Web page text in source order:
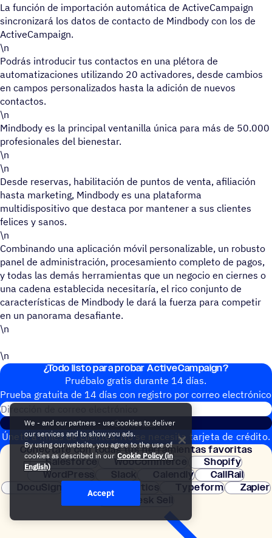
La función de importación automática de ActiveCampaign
sincronizará los datos de contacto de Mindbody con los de
ActiveCampaign.
\n
Podrás introducir tus contactos en una plétora de
automatizaciones utilizando 20 activadores, desde cambios
en campos personalizados hasta la adición de nuevos
contactos.
\n
Mindbody es la principal ventanilla única para más de 50.000
profesionales del bienestar.
\n
\n
Desde reservas, habilitación de puntos de venta, afiliación
hasta marketing, Mindbody es una plataforma
multidispositivo que destaca por mantener a sus clientes
felices y sanos.
\n
Combinando una aplicación móvil personalizable, un robusto
panel de administración, procesamiento completo de pagos,
y todas las demás herramientas que un negocio en ciernes o
una cadena establecida necesitaría, el rico conjunto de
características de Mindbody le dará la fuerza para competir
en un panorama desafiante.
\n
\n
¿Todo listo para probar ActiveCampaign?
Pruébalo gratis durante 14 días.
Prueba gratuita de 14 días con regis­tro por correo electrónico
Dirección de correo electrónico
Comenzar
Únete a miles de clientes. No se necesita tarjeta de crédito.
Configuración instantánea.
Conéc­tate con todas tus herramientas favoritas
Salesforce
WooCommerce
Shopify
WordPress
Slack Calendly
CallRail
DocuSign
Google Analytics Typeform
Zapier
Zendesk Sell
We - and our partners - use cookies to deliver
our services and to show you ads.
By using our website, you agree to the use of
cookies as described in our Cookie Policy (in
English)
Accept